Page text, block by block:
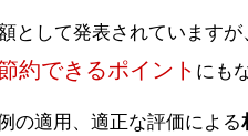
として発表されていますが
約できるポイント にも
の適用、適正な評価による